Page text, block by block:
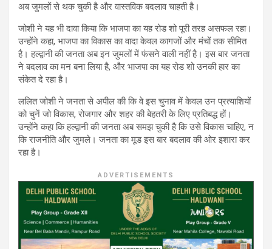
अब जुमलों से थक चुकी है और वास्तविक बदलाव चाहती है।
जोशी ने यह भी दावा किया कि भाजपा का यह रोड शो पूरी तरह असफल रहा।
उन्होंने कहा, भाजपा का विकास का वादा केवल कागजों और मंचों तक सीमित
है। हल्द्वानी की जनता अब इन जुमलों में फंसने वाली नहीं है। इस बार जनता
ने बदलाव का मन बना लिया है, और भाजपा का यह रोड शो उनकी हार का
संकेत दे रहा है।
ललित जोशी ने जनता से अपील की कि वे इस चुनाव में केवल उन प्रत्याशियों
को चुनें जो विकास, रोजगार और शहर की बेहतरी के लिए प्रतिबद्ध हों।
उन्होंने कहा कि हल्द्वानी की जनता अब समझ चुकी है कि उसे विकास चाहिए, न
कि राजनीति और जुमले। जनता का मूड इस बार बदलाव की ओर इशारा कर
रहा है।
ADVERTISEMENTS